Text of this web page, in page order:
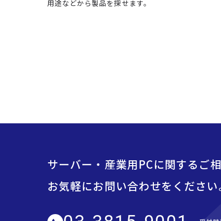
用途などから製品を探せます。
サーバー・産業用PCに関するご
お気軽にお問い合わせをくださ